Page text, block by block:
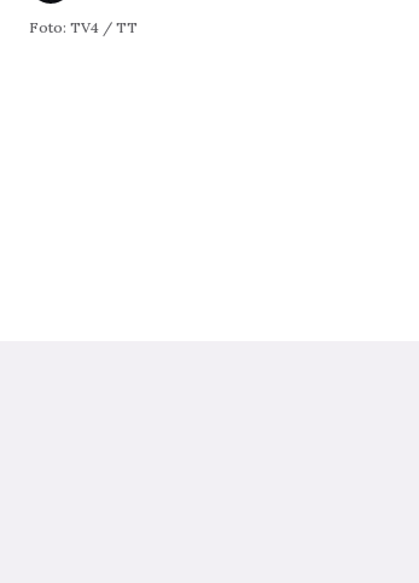
Foto: TV4 / TT